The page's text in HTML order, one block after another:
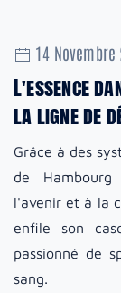
14 Novembre
L'essence
la ligne de
Grâce à des
de
l'avenir et à la
enfile son
passionné de
sang.